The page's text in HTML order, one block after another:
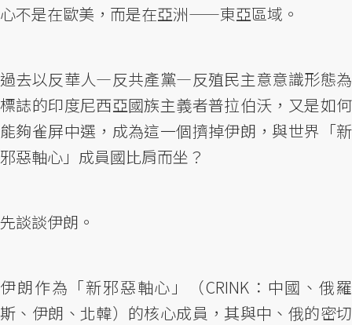
心不是在歐美，而是在亞洲——東亞區域。
過去以反華人—反共產黨—反殖民主意意識形態為
標誌的印度尼西亞國族主義者普拉伯沃，又是如何
能夠雀屏中選，成為這一個擠掉伊朗，與世界「新
邪惡軸心」成員國比肩而坐？
先談談伊朗。
伊朗作為「新邪惡軸心」（CRINK：中國、俄羅
斯、伊朗、北韓）的核心成員，其與中、俄的密切